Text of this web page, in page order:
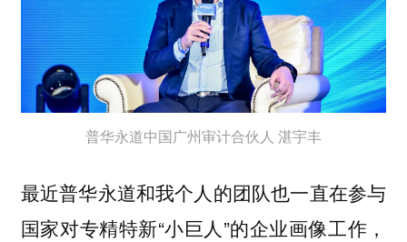
普华永道中国广州审计合伙人 湛宇丰
最近普华永道和我个人的团队也一直在参与
国家对专精特新“小巨人”的企业画像工作，